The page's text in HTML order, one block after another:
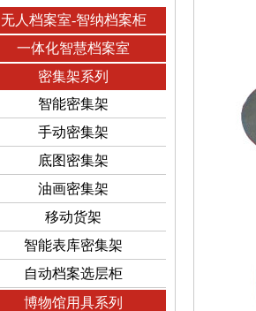
无人档案室-智纳档案柜
一体化智慧档案室
密集架系列
智能密集架
手动密集架
底图密集架
油画密集架
移动货架
智能表库密集架
自动档案选层柜
博物馆用具系列